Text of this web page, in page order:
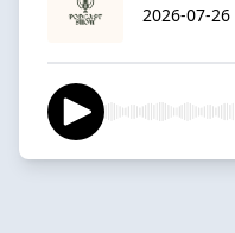
2026-07-26